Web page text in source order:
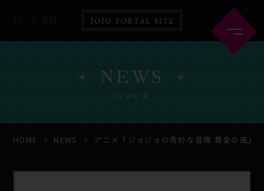
HOME ABOUT
NEWS
ニュース
HOME NEWS アニメ『ジョジョの奇妙な冒険 黄金の風』